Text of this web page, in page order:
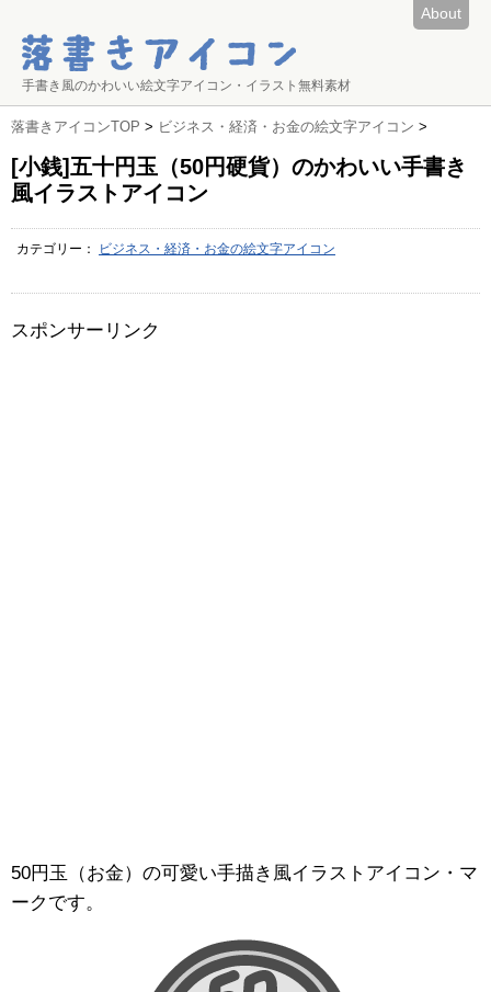
About
手書き風のかわいい絵文字アイコン・イラスト無料素材
落書きアイコンTOP > ビジネス・経済・お金の絵文字アイコン >
[小銭]五十円玉（50円硬貨）のかわいい手書き
風イラストアイコン
カテゴリー： ビジネス・経済・お金の絵文字アイコン
スポンサーリンク
50円玉（お金）の可愛い手描き風イラストアイコン・マ
ークです。